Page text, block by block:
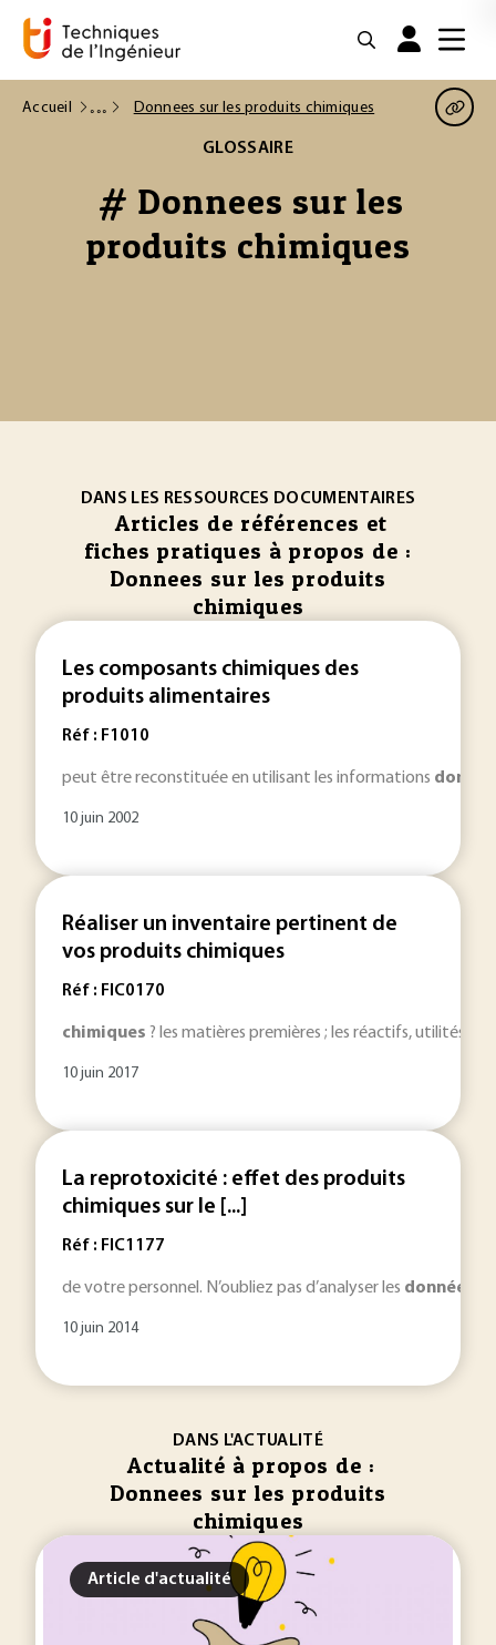
Accueil Donnees sur les produits chimiques
GLOSSAIRE
# Donnees sur les
produits chimiques
DANS LES RESSOURCES DOCUMENTAIRES
Articles de références et
fiches pratiques à propos de :
Donnees sur les produits
chimiques
Les composants chimiques des
produits alimentaires
Réf : F1010
peut être reconstituée en utilisant les informations
10 juin 2002
Réaliser un inventaire pertinent de
vos produits chimiques
Réf : FIC0170
chimiques ? les matières premières ; les réactifs, utilités ; les
10 juin 2017
La reprotoxicité : effet des produits
chimiques sur le [...]
Réf : FIC1177
de votre personnel. N’oubliez pas d’analyser les données
10 juin 2014
DANS L'ACTUALITÉ
Actualité à propos de :
Donnees sur les produits
chimiques
Article d'actualité